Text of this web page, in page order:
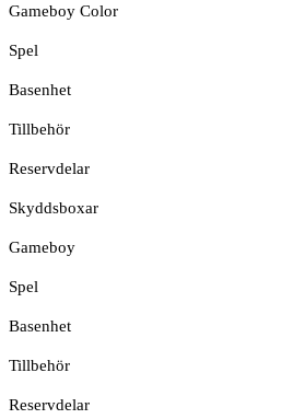
Gameboy Color
Spel
Basenhet
Tillbehör
Reservdelar
Skyddsboxar
Gameboy
Spel
Basenhet
Tillbehör
Reservdelar